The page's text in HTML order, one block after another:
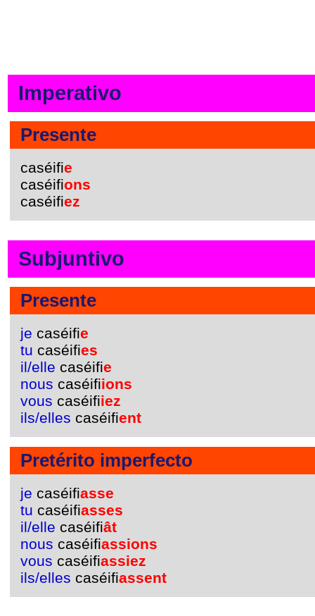
Imperativo
Presente
caséifie
caséifions
caséifiez
Subjuntivo
Presente
je caséifie
tu caséifies
il/elle caséifie
nous caséifiions
vous caséifiiez
ils/elles caséifient
Pretérito imperfecto
je caséifiasse
tu caséifiasses
il/elle caséifiât
nous caséifiassions
vous caséifiassiez
ils/elles caséifiassent